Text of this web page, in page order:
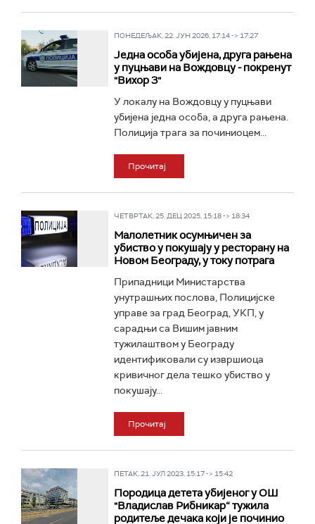
ПОНЕДЕЉАК, 22. ЈУН 2026, 17:14 -> 17:27
Једна особа убијена, друга рањена
у пуцњави на Вождовцу - покренут
"Вихор 3"
У локалу на Вождовцу у пуцњави
убијена једна особа, а друга рањена.
Полиција трага за починиоцем...
Прочитај
ЧЕТВРТАК, 25. ДЕЦ 2025, 15:18 -> 18:34
Малолетник осумњичен за
убиство у покушају у ресторану на
Новом Београду, у току потрага
Припадници Министарства
унутрашњих послова, Полицијске
управе за град Београд, УКП, у
сарадњи са Вишим јавним
тужилаштвом у Београду
идентификовали су извршиоца
кривичног дела тешко убиство у
покушају...
Прочитај
ПЕТАК, 21. ЈУЛ 2023, 15:17 -> 15:42
Породица детета убијеног у ОШ
"Владислав Рибникар“ тужила
родитеље дечака који је починио